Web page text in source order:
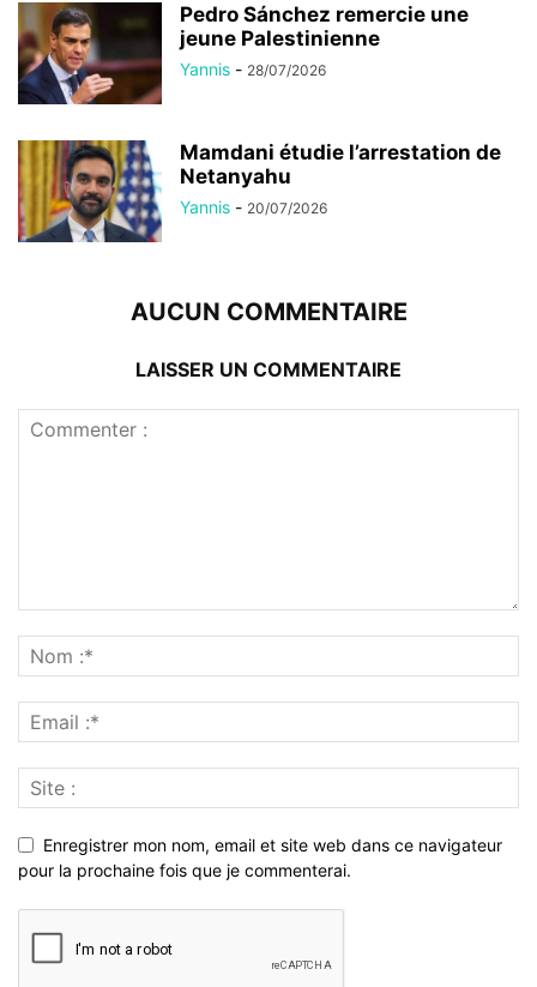
Pedro Sánchez remercie une
jeune Palestinienne
Yannis - 28/07/2026
Mamdani étudie l’arrestation de
Netanyahu
Yannis - 20/07/2026
AUCUN COMMENTAIRE
LAISSER UN COMMENTAIRE
Enregistrer mon nom, email et site web dans ce navigateur
pour la prochaine fois que je commenterai.